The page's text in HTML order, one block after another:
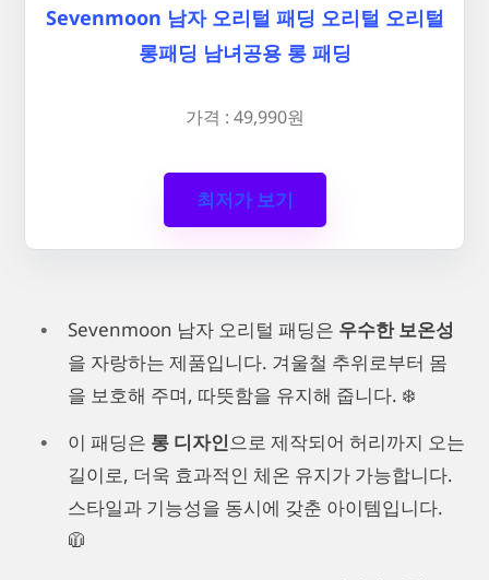
Sevenmoon 남자 오리털 패딩 오리털 오리털
롱패딩 남녀공용 롱 패딩
가격 : 49,990원
최저가 보기
Sevenmoon 남자 오리털 패딩은 우수한 보온성
을 자랑하는 제품입니다. 겨울철 추위로부터 몸
을 보호해 주며, 따뜻함을 유지해 줍니다. ❄️
이 패딩은 롱 디자인으로 제작되어 허리까지 오는
길이로, 더욱 효과적인 체온 유지가 가능합니다.
스타일과 기능성을 동시에 갖춘 아이템입니다.
🧥